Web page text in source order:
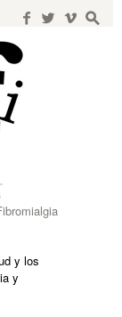
f w i s
y los
y